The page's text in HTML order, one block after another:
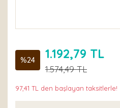
%24 1.192,79 TL
1.574,49 TL
97,41 TL den başlayan taksitlerle!